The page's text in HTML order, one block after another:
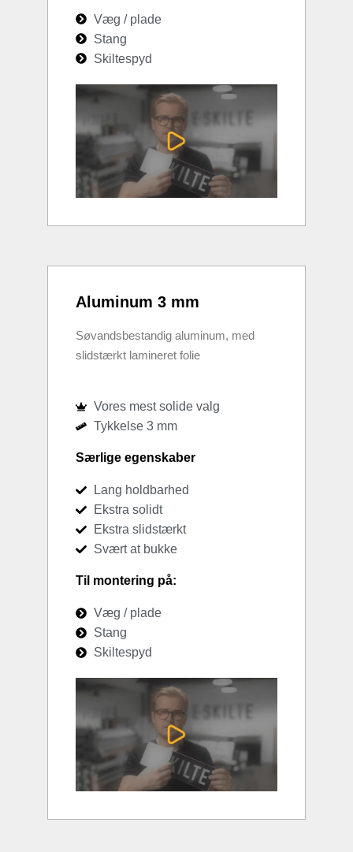
Væg / plade
Stang
Skiltespyd
Aluminum 3 mm
Søvandsbestandig aluminum, med
slidstærkt lamineret folie
Vores mest solide valg
Tykkelse 3 mm
Særlige egenskaber
Lang holdbarhed
Ekstra solidt
Ekstra slidstærkt
Svært at bukke
Til montering på:
Væg / plade
Stang
Skiltespyd